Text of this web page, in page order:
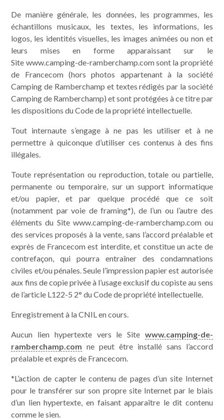
De manière générale, les données, les programmes, les
échantillons musicaux, les textes, les informations, les
logos, les identités visuelles, les images animées ou non et
leurs mises en forme apparaissant sur le
Site www.camping-de-ramberchamp.com sont la propriété
de Francecom (hors photos appartenant à la société
Camping de Ramberchamp et textes rédigés par la société
Camping de Ramberchamp) et sont protégées à ce titre par
les dispositions du Code de la propriété intellectuelle.
Tout internaute s’engage à ne pas les utiliser et à ne
permettre à quiconque d’utiliser ces contenus à des fins
illégales.
Toute représentation ou reproduction, totale ou partielle,
permanente ou temporaire, sur un support informatique
et/ou papier, et par quelque procédé que ce soit
(notamment par voie de framing*), de l’un ou l’autre des
éléments du Site www.camping-de-ramberchamp.com ou
des services proposés à la vente, sans l’accord préalable et
exprès de Francecom est interdite, et constitue un acte de
contrefaçon, qui pourra entraîner des condamnations
civiles et/ou pénales. Seule l’impression papier est autorisée
aux fins de copie privée à l’usage exclusif du copiste au sens
de l’article L122-5 2° du Code de propriété intellectuelle.
Enregistrement à la CNIL en cours.
Aucun lien hypertexte vers le Site www.camping-de-
ramberchamp.com ne peut être installé sans l’accord
préalable et exprès de Francecom.
*L’action de capter le contenu de pages d’un site Internet
pour le transférer sur son propre site Internet par le biais
d’un lien hypertexte, en faisant apparaître le dit contenu
comme le sien.